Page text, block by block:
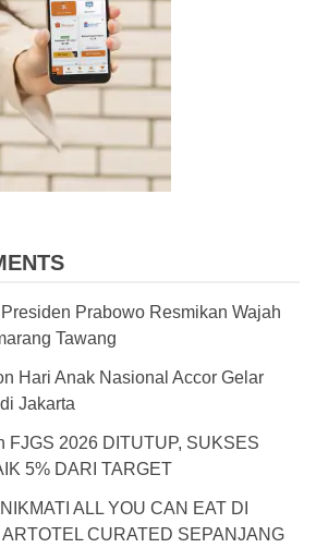
Presiden Prabowo Resmikan Wajah
Tawang
Hari Anak Nasional Accor Gelar
Jakarta
FJGS 2026 DITUTUP, SUKSES
5% DARI TARGET
NIKMATI ALL YOU CAN EAT DI
CURATED SEPANJANG